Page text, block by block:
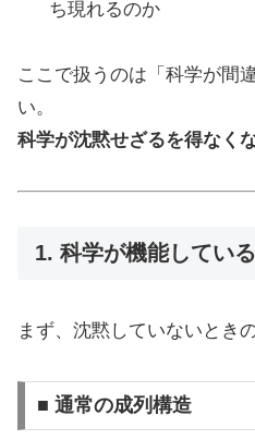
ち現れるのか
ここで扱うのは「科学が間
い。
科学が沈黙せざるを得なく
1. 科学が機能してい
まず、沈黙していないとき
■ 通常の成列構造